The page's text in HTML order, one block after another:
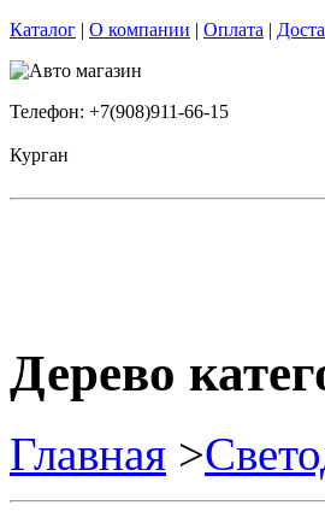
Каталог | О компании | Оплата |
Телефон: +7(908)911-66-15
Курган
Дерево
Главная >